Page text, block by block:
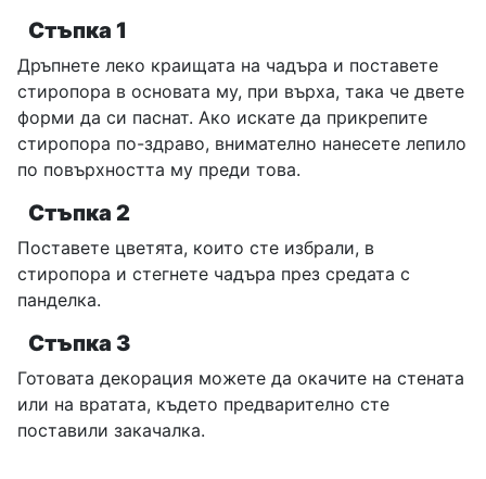
Стъпка 1
Дръпнете леко краищата на чадъра и поставете
стиропора в основата му, при върха, така че двете
форми да си паснат. Ако искате да прикрепите
стиропора по-здраво, внимателно нанесете лепило
по повърхността му преди това.
Стъпка 2
Поставете цветята, които сте избрали, в
стиропора и стегнете чадъра през средата с
панделка.
Стъпка 3
Готовата декорация можете да окачите на стената
или на вратата, където предварително сте
поставили закачалка.